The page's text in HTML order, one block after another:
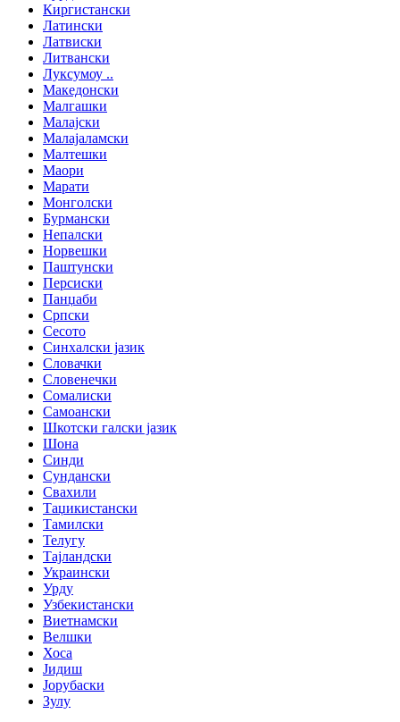
Киргистански
Латински
Латвиски
Литвански
Луксумоу ..
Македонски
Малгашки
Малајски
Малајаламски
Малтешки
Маори
Марати
Монголски
Бурмански
Непалски
Норвешки
Паштунски
Персиски
Панџаби
Српски
Сесото
Синхалски јазик
Словачки
Словенечки
Сомалиски
Самоански
Шкотски галски јазик
Шона
Синди
Сундански
Свахили
Таџикистански
Тамилски
Телугу
Тајландски
Украински
Урду
Узбекистански
Виетнамски
Велшки
Хоса
Јидиш
Јорубаски
Зулу